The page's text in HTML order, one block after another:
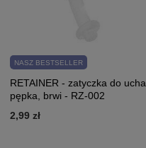
NASZ BESTSELLER
RETAINER - zatyczka do ucha,
pępka, brwi - RZ-002
2,99 zł